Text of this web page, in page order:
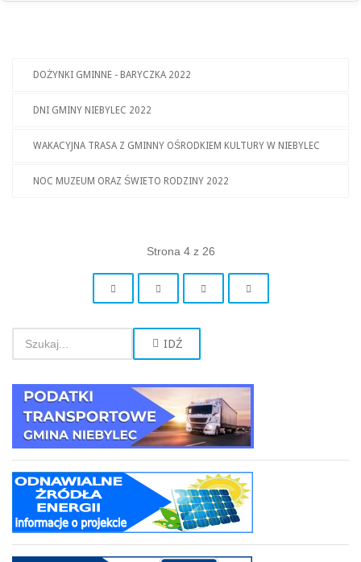
DOŻYNKI GMINNE - BARYCZKA 2022
DNI GMINY NIEBYLEC 2022
WAKACYJNA TRASA Z GMINNY OŚRODKIEM KULTURY W NIEBYLEC
NOC MUZEUM ORAZ ŚWIETO RODZINY 2022
Strona 4 z 26
IDŹ